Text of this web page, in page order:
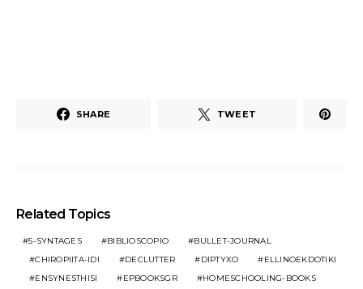
SHARE TWEET
Related Topics
5-SYNTAGES BIBLIOSCOPIO
BULLET-JOURNAL
CHIROPIITA-IDI
DECLUTTER DIPTYXO
ELLINOEKDOTIKI
ENSYNESTHISI
EPBOOKSGR
HOMESCHOOLING-BOOKS